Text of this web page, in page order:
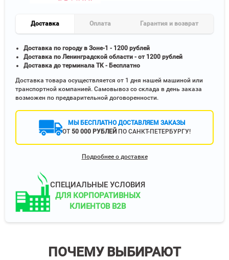
Доставка Оплата Гарантия и возврат
Доставка по городу в Зоне-1 - 1200 рублей
Доставка по Ленинградской области - от 1200 рублей
Доставка до терминала ТК - Бесплатно
Доставка товара осуществляется от 1 дня нашей машиной или
транспортной компанией. Самовывоз со склада в день заказа
возможен по предварительной договоренности.
МЫ БЕСПЛАТНО ДОСТАВЛЯЕМ ЗАКАЗЫ
ОТ 50 000 РУБЛЕЙ ПО САНКТ-ПЕТЕРБУРГУ!
Подробнее о доставке
СПЕЦИАЛЬНЫЕ УСЛОВИЯ
ДЛЯ КОРПОРАТИВНЫХ
КЛИЕНТОВ B2B
ПОЧЕМУ ВЫБИРАЮТ